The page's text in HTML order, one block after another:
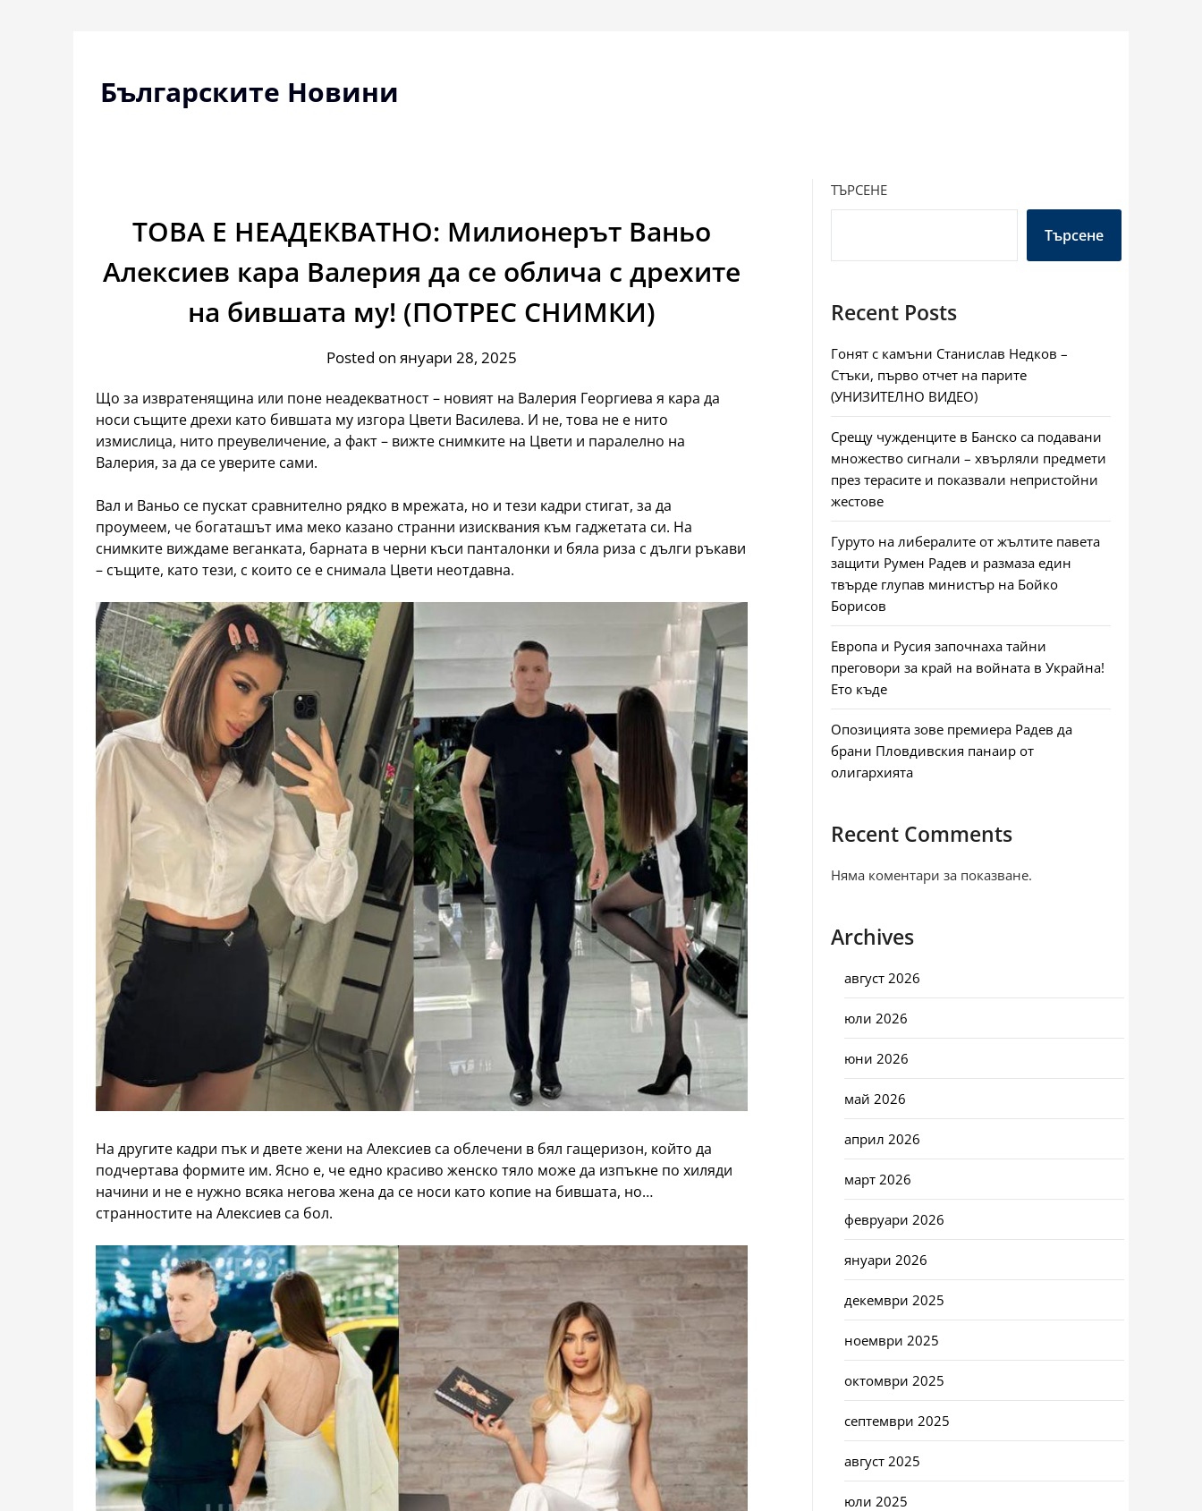
Българските Новини
ТОВА Е НЕАДЕКВАТНО: Милионерът Ваньо
Алексиев кара Валерия да се облича с дрехите
на бившата му! (ПОТРЕС СНИМКИ)
Posted on януари 28, 2025
Що за извратенящина или поне неадекватност – новият на Валерия Георгиева я кара да
носи същите дрехи като бившата му изгора Цвети Василева. И не, това не е нито
измислица, нито преувеличение, а факт – вижте снимките на Цвети и паралелно на
Валерия, за да се уверите сами.
Вал и Ваньо се пускат сравнително рядко в мрежата, но и тези кадри стигат, за да
проумеем, че богаташът има меко казано странни изисквания към гаджетата си. На
снимките виждаме веганката, барната в черни къси панталонки и бяла риза с дълги ръкави
– същите, като тези, с които се е снимала Цвети неотдавна.
На другите кадри пък и двете жени на Алексиев са облечени в бял гащеризон, който да
подчертава формите им. Ясно е, че едно красиво женско тяло може да изпъкне по хиляди
начини и не е нужно всяка негова жена да се носи като копие на бившата, но…
странностите на Алексиев са бол.
ТЪРСЕНЕ
Търсене
Recent Posts
Гонят с камъни Станислав Недков –
Стъки, първо отчет на парите
(УНИЗИТЕЛНО ВИДЕО)
Срещу чужденците в Банско са подавани
множество сигнали – хвърляли предмети
през терасите и показвали непристойни
жестове
Гуруто на либералите от жълтите павета
защити Румен Радев и размаза един
твърде глупав министър на Бойко
Борисов
Европа и Русия започнаха тайни
преговори за край на войната в Украйна!
Ето къде
Опозицията зове премиера Радев да
брани Пловдивския панаир от
олигархията
Recent Comments
Няма коментари за показване.
Archives
август 2026
юли 2026
юни 2026
май 2026
април 2026
март 2026
февруари 2026
януари 2026
декември 2025
ноември 2025
октомври 2025
септември 2025
август 2025
юли 2025